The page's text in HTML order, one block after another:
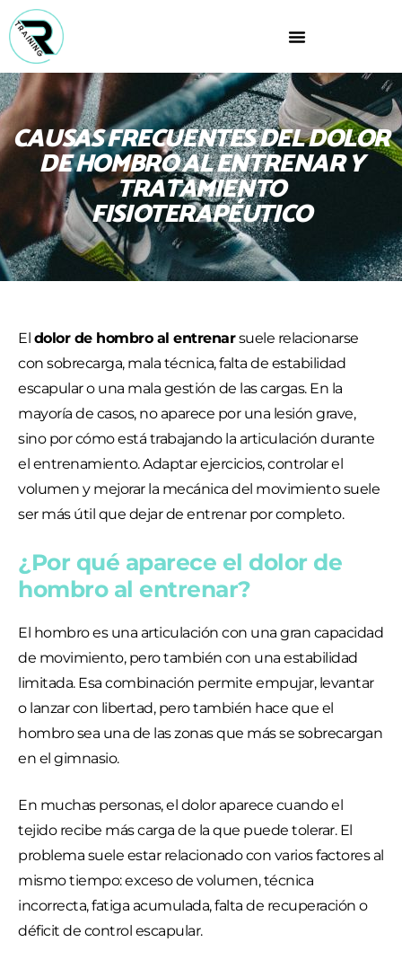
CAUSAS FRECUENTES DEL DOLOR
DE HOMBRO AL ENTRENAR Y
TRATAMIENTO
FISIOTERAPÉUTICO
El dolor de hombro al entrenarsuele relacionarse
con sobrecarga, mala técnica, falta de estabilidad
escapular o una mala gestión de las cargas. En la
mayoría de casos, no aparece por una lesión grave,
sino por cómo está trabajando la articulación durante
el entrenamiento. Adaptar ejercicios, controlar el
volumen y mejorar la mecánica del movimiento suele
ser más útil que dejar de entrenar por completo.
¿Por qué aparece el dolor de
hombro al entrenar?
El hombro es una articulación con una gran capacidad
de movimiento, pero también con una estabilidad
limitada. Esa combinación permite empujar, levantar
o lanzar con libertad, pero también hace que el
hombro sea una de las zonas que más se sobrecargan
en el gimnasio.
En muchas personas, el dolor aparece cuando el
tejido recibe más carga de la que puede tolerar. El
problema suele estar relacionado con varios factores al
mismo tiempo: exceso de volumen, técnica
incorrecta, fatiga acumulada, falta de recuperación o
déficit de control escapular.